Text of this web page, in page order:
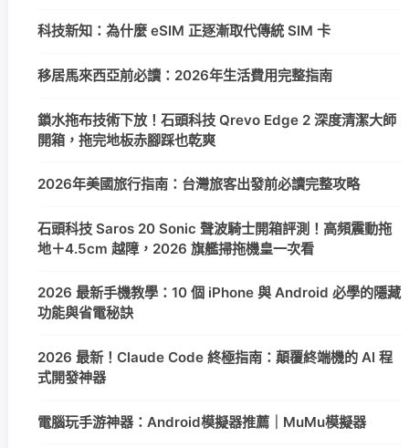
科技新知：為什麼 eSIM 正逐漸取代傳統 SIM 卡
移居馬來西亞前必讀：2026年生活費用完整指南
鎖水拖布技術下放！石頭科技 Qrevo Edge 2 深度清潔大師
開箱，拖完地板赤腳踩也乾爽
2026年美國旅行指南：台灣旅客出發前必讀完整攻略
石頭科技 Saros 20 Sonic 聲波騎士開箱評測！高頻震動拖
地＋4.5cm 越障，2026 旗艦掃拖機皇一次看
2026 最新手機教學：10 個 iPhone 與 Android 必學的隱藏
功能與省電秘訣
2026 最新！Claude Code 終極指南：顛覆終端機的 AI 程
式開發神器
電腦玩手游神器：Android模擬器推薦｜MuMu模擬器